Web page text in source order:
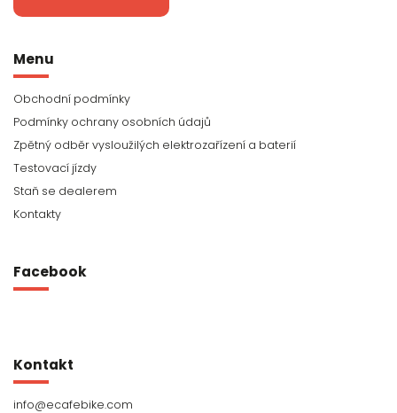
Menu
Obchodní podmínky
Podmínky ochrany osobních údajů
Zpětný odběr vysloužilých elektrozařízení a baterií
Testovací jízdy
Staň se dealerem
Kontakty
Facebook
Kontakt
info@ecafebike.com